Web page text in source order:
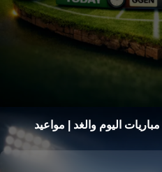
مباريات اليوم والغد | مواعيد